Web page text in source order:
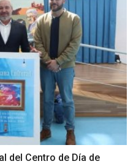
del Centro de Día de